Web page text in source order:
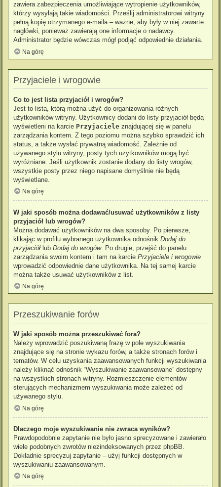
zawiera zabezpieczenia umożliwiające wytropienie użytkowników,
którzy wysyłają takie wiadomości. Prześlij administratorowi witryny
pełną kopię otrzymanego e-maila – ważne, aby były w niej zawarte
nagłówki, ponieważ zawierają one informacje o nadawcy.
Administrator będzie wówczas mógł podjąć odpowiednie działania.
Na górę
Przyjaciele i wrogowie
Co to jest lista przyjaciół i wrogów?
Jest to lista, którą można użyć do organizowania różnych
użytkowników witryny. Użytkownicy dodani do listy przyjaciół będą
wyświetleni na karcie Przyjaciele znajdującej się w panelu
zarządzania kontem. Z tego poziomu można szybko sprawdzić ich
status, a także wysłać prywatną wiadomość. Zależnie od
używanego stylu witryny, posty tych użytkowników mogą być
wyróżniane. Jeśli użytkownik zostanie dodany do listy wrogów,
wszystkie posty przez niego napisane domyślnie nie będą
wyświetlane.
Na górę
W jaki sposób można dodawać/usuwać użytkowników z listy
przyjaciół lub wrogów?
Można dodawać użytkowników na dwa sposoby. Po pierwsze,
klikając w profilu wybranego użytkownika odnośnik Dodaj do
przyjaciół lub Dodaj do wrogów. Po drugie, przejść do panelu
zarządzania swoim kontem i tam na karcie Przyjaciele i wrogowie
wprowadzić odpowiednie dane użytkownika. Na tej samej karcie
można także usuwać użytkowników z list.
Na górę
Przeszukiwanie forów
W jaki sposób można przeszukiwać fora?
Należy wprowadzić poszukiwaną frazę w pole wyszukiwania
znajdujące się na stronie wykazu forów, a także stronach forów i
tematów. W celu uzyskania zaawansowanych funkcji wyszukiwania
należy kliknąć odnośnik “Wyszukiwanie zaawansowane” dostępny
na wszystkich stronach witryny. Rozmieszczenie elementów
sterujących mechanizmem wyszukiwania może zależeć od
używanego stylu.
Na górę
Dlaczego moje wyszukiwanie nie zwraca wyników?
Prawdopodobnie zapytanie nie było jasno sprecyzowane i zawierało
wiele podobnych zwrotów niezindeksowanych przez phpBB.
Dokładnie sprecyzuj zapytanie – użyj funkcji dostępnych w
wyszukiwaniu zaawansowanym.
Na górę